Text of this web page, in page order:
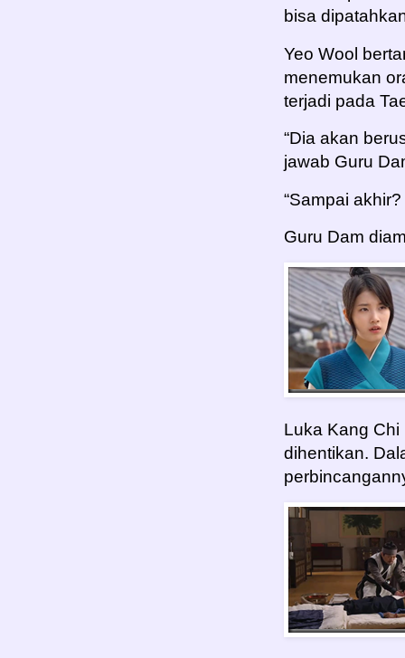
bisa
Yeo Wool
menemukan
terjadi pada
“Dia akan
jawab Guru
“Sampai
Guru Dam
Luka Kang
dihentikan.